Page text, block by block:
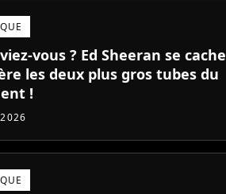
vous ? Ed Sheeran se cache
les deux plus gros tubes du
!